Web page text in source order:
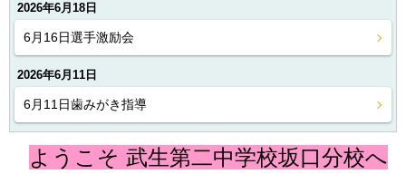
2026年6月18日
6月16日選手激励会
2026年6月11日
6月11日歯みがき指導
ようこそ 武生第二中学校坂口分校へ